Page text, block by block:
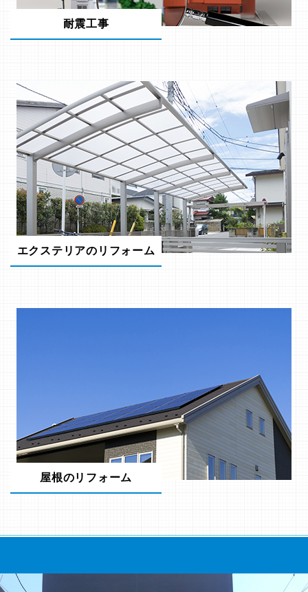
耐震工事
エクステリアのリフォーム
屋根のリフォーム